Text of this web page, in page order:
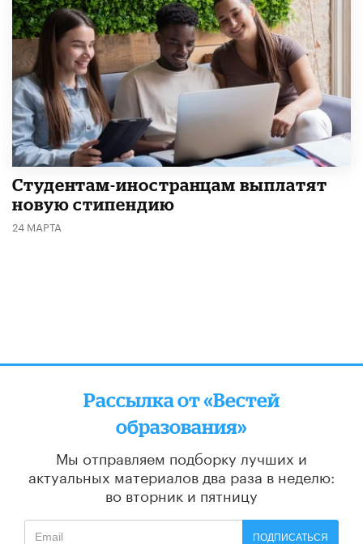
Студентам-иностранцам выплатят
новую стипендию
24 МАРТА
Рассылка от «Вестей
образования»
Мы отправляем подборку лучших и
актуальных материалов два раза в неделю:
во вторник и пятницу
ПОДПИСАТЬСЯ